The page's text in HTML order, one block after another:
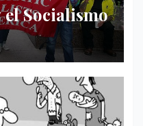
el Socialismo